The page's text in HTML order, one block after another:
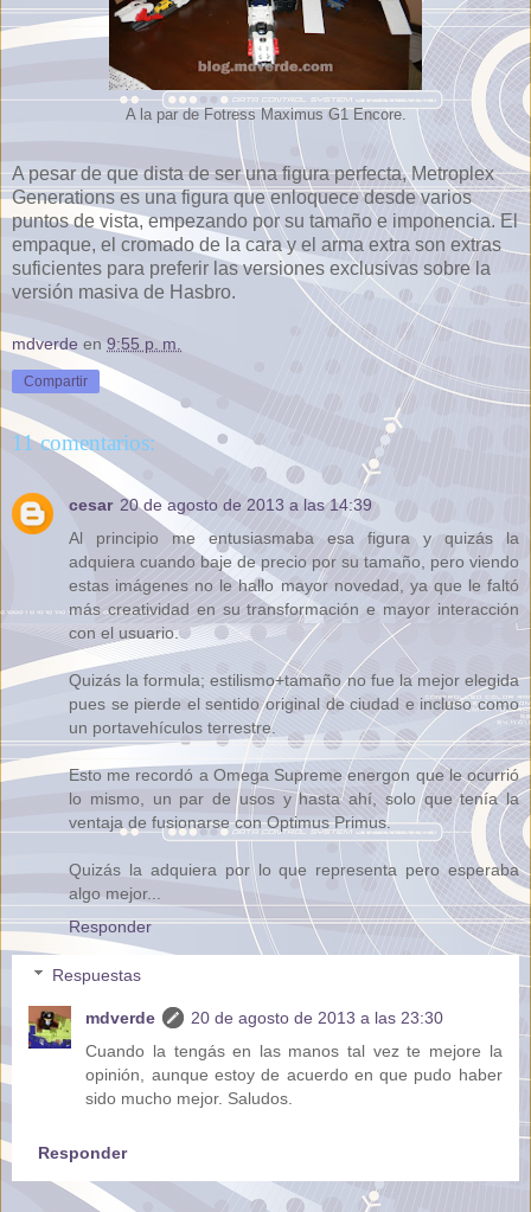
A la par de Fotress Maximus G1 Encore.
A pesar de que dista de ser una figura perfecta, Metroplex
Generations es una figura que enloquece desde varios
puntos de vista, empezando por su tamaño e imponencia. El
empaque, el cromado de la cara y el arma extra son extras
suficientes para preferir las versiones exclusivas sobre la
versión masiva de Hasbro.
mdverde en 9:55 p. m.
Compartir
11 comentarios:
cesar 20 de agosto de 2013 a las 14:39
Al principio me entusiasmaba esa figura y quizás la
adquiera cuando baje de precio por su tamaño, pero viendo
estas imágenes no le hallo mayor novedad, ya que le faltó
más creatividad en su transformación e mayor interacción
con el usuario.
Quizás la formula; estilismo+tamaño no fue la mejor elegida
pues se pierde el sentido original de ciudad e incluso como
un portavehículos terrestre.
Esto me recordó a Omega Supreme energon que le ocurrió
lo mismo, un par de usos y hasta ahí, solo que tenía la
ventaja de fusionarse con Optimus Primus.
Quizás la adquiera por lo que representa pero esperaba
algo mejor...
Responder
Respuestas
mdverde
20 de agosto de 2013 a las 23:30
Cuando la tengás en las manos tal vez te mejore la
opinión, aunque estoy de acuerdo en que pudo haber
sido mucho mejor. Saludos.
Responder